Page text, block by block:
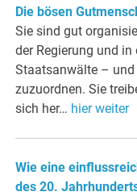
Die bösen
Sie sind gut
der Regierung und in
Staatsanwälte –
zuzuordnen. Sie
sich her… hier weiter
Wie eine
des 20.